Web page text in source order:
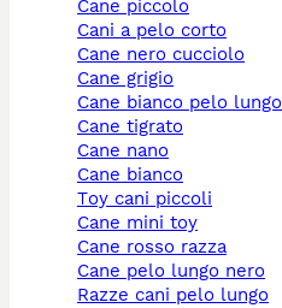
cane piccolo
cani a pelo corto
cane nero cucciolo
cane grigio
cane bianco pelo lungo
cane tigrato
cane nano
cane bianco
toy cani piccoli
cane mini toy
cane rosso razza
cane pelo lungo nero
razze cani pelo lungo